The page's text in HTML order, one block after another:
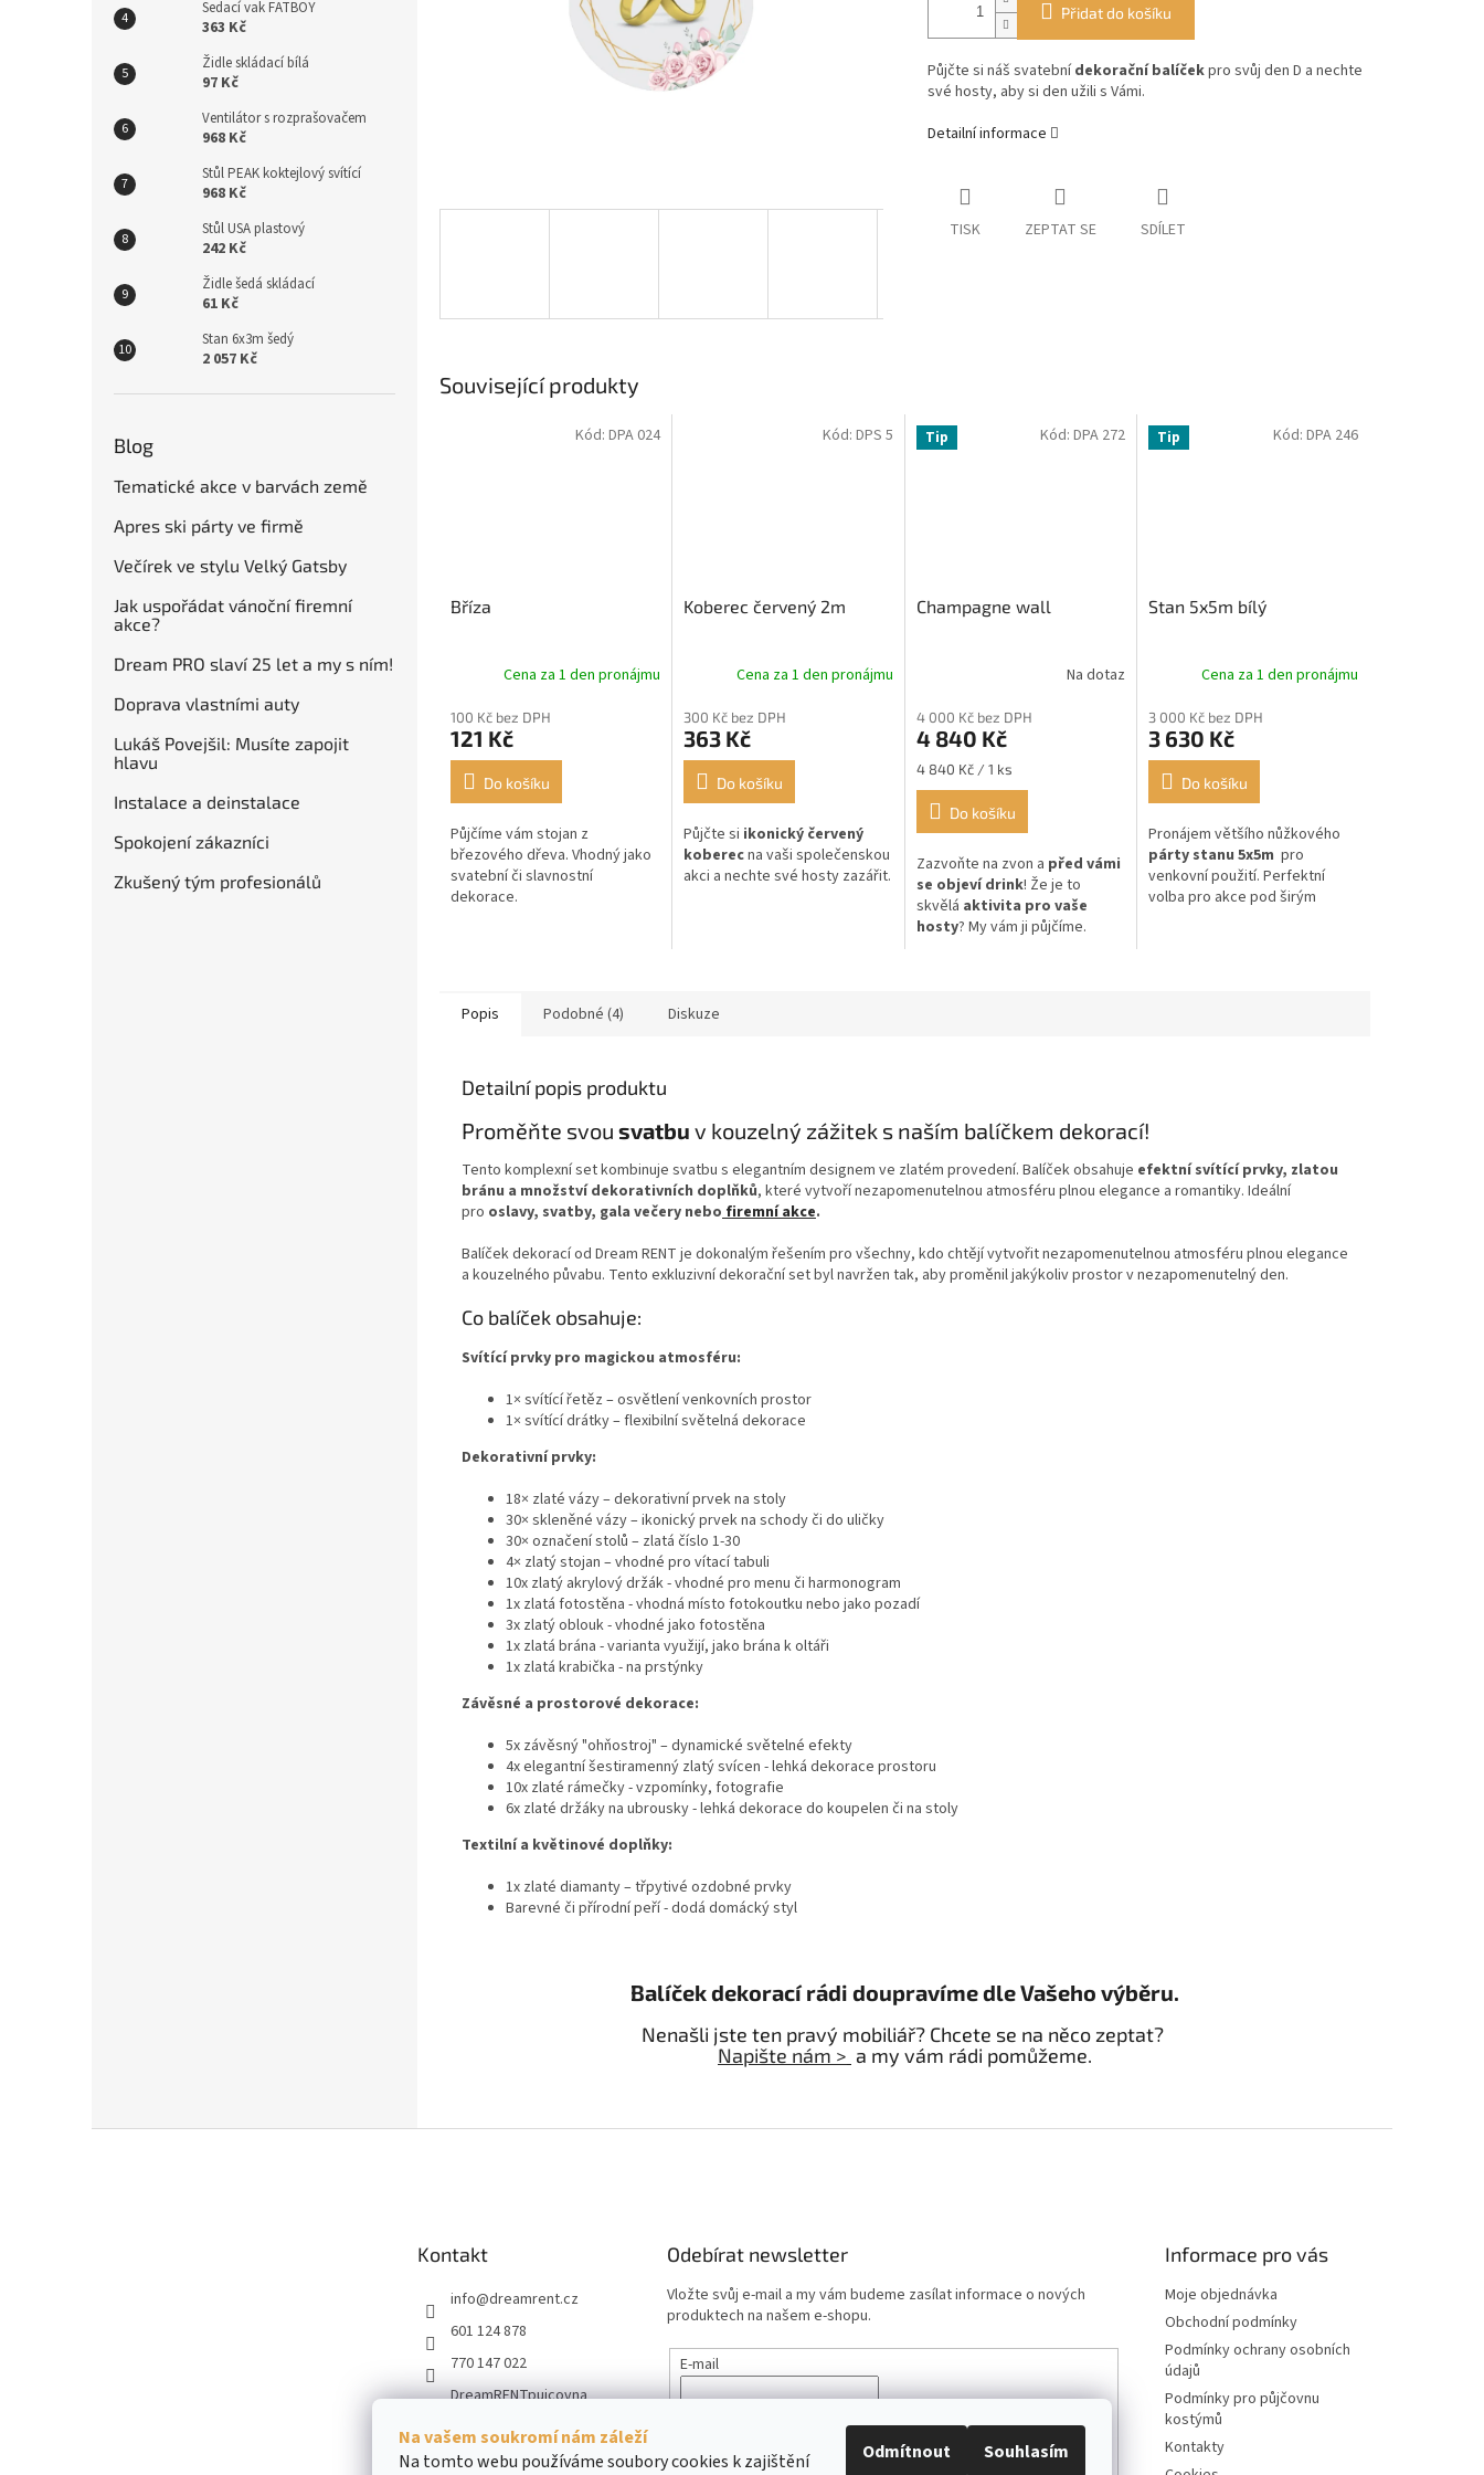
Na vašem soukromí nám záleží
Na tomto webu používáme soubory cookies k zajištění
Odmítnout Souhlasím
Sedací vak FATBOY
363 Kč
Židle skládací bílá
97 Kč
Ventilátor s rozprašovačem
968 Kč
Stůl PEAK koktejlový svítící
968 Kč
Stůl USA plastový
242 Kč
Židle šedá skládací
61 Kč
Stan 6x3m šedý
2 057 Kč
Blog
Tematické akce v barvách země
Apres ski párty ve firmě
Večírek ve stylu Velký Gatsby
Jak uspořádat vánoční firemní
akce?
Dream PRO slaví 25 let a my s ním!
Doprava vlastními auty
Lukáš Povejšil: Musíte zapojit
hlavu
Instalace a deinstalace
Spokojení zákazníci
Zkušený tým profesionálů
Přidat do košíku
Půjčte si náš svatebnídekorační balíčekpro svůj den D a nechte
své hosty, aby si den užili s Vámi.
Detailní informace
TISK ZEPTAT SE SDÍLET
Související produkty
Bříza
Cena za 1 den pronájmu
100 Kč bez DPH
121 Kč
Do košíku
Půjčíme vám stojan z
březového dřeva. Vhodný jako
svatební či slavnostní
dekorace.
Kód: DPA 024
Koberec červený 2m
Cena za 1 den pronájmu
300 Kč bez DPH
363 Kč
Do košíku
Půjčte si ikonický červený
koberecna vaši společenskou
akci a nechte své hosty zazářit.
Kód: DPS 5 Tip
Champagne wall
Na dotaz
4 000 Kč bez DPH
4 840 Kč
Měrná
cena:
4 840 Kč / 1 ks
Do košíku
Zazvoňte na zvon a před vámi
se objeví drink! Že je to
skvělá aktivita pro vaše
hosty? My vám ji půjčíme.
Kód:DPA 272 Tip
Stan 5x5m bílý
Cena za 1 den pronájmu
3 000 Kč bez DPH
3 630 Kč
Do košíku
Pronájem většího nůžkového
párty stanu 5x5m pro
venkovní použití. Perfektní
volba pro akce pod širým
Kód: DPA 246
Popis Podobné (4) Diskuze
Detailní popis produktu
Proměňte svou svatbu v kouzelný zážitek s naším balíčkem dekorací!
Tento komplexní set kombinuje svatbu s elegantním designem ve zlatém provedení. Balíček obsahuje efektní svítící prvky, zlatou
bránu a množství dekorativních doplňků, které vytvoří nezapomenutelnou atmosféru plnou elegance a romantiky. Ideální
pro oslavy, svatby, gala večery nebofiremní akce.
Balíček dekoracíod Dream RENT je dokonalým řešením pro všechny, kdo chtějí vytvořit nezapomenutelnou atmosféru plnou elegance
a kouzelného půvabu. Tento exkluzivní dekorační set byl navržen tak, aby proměnil jakýkoliv prostor v nezapomenutelný den.
Co balíček obsahuje:
Svítící prvky pro magickou atmosféru:
1× svítící řetěz – osvětlení venkovních prostor
1× svítící drátky – flexibilní světelná dekorace
Dekorativní prvky:
18× zlaté vázy – dekorativní prvek na stoly
30× skleněné vázy – ikonický prvek na schody či do uličky
30× označení stolů – zlatá číslo 1-30
4× zlatý stojan – vhodné pro vítací tabuli
10x zlatý akrylový držák - vhodné pro menu či harmonogram
1x zlatá fotostěna - vhodná místo fotokoutku nebo jako pozadí
3x zlatý oblouk - vhodné jako fotostěna
1x zlatá brána - varianta využijí, jako brána k oltáři
1x zlatá krabička - na prstýnky
Závěsné a prostorové dekorace:
5x závěsný "ohňostroj" – dynamické světelné efekty
4x elegantní šestiramenný zlatý svícen - lehká dekorace prostoru
10x zlaté rámečky - vzpomínky, fotografie
6x zlaté držáky na ubrousky - lehká dekorace do koupelen či na stoly
Textilní a květinové doplňky:
1x zlaté diamanty – třpytivé ozdobné prvky
Barevné či přírodní peří - dodá domácký styl
Balíček dekorací rádi doupravíme dle Vašeho výběru.
Nenašli jste ten pravý mobiliář? Chcete se na něco zeptat?
Napište nám > a my vám rádi pomůžeme.
Kontakt
info@dreamrent.cz
601 124 878
770 147 022
DreamRENTpujcovna
dream_rent_pujcovna_m
obiliare
Odebírat newsletter
Vložte svůj e-mail a my vám budeme zasílat informace o nových
produktech na našem e-shopu.
E-mail
Informace pro vás
Moje objednávka
Obchodní podmínky
Podmínky ochrany osobních
údajů
Podmínky pro půjčovnu
kostýmů
Kontakty